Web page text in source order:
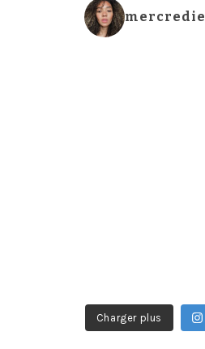
mercredie
Charger plus